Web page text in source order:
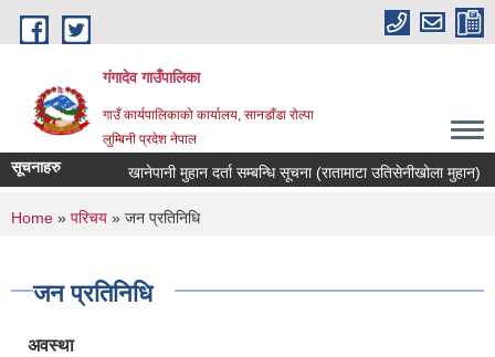
Skip to main content
गंगादेव गाउँपालिका
गाउँ कार्यपालिकाको कार्यालय, सानडाँडा रोल्पा
लुम्बिनी प्रदेश नेपाल
सूचनाहरु खानेपानी मुहान दर्ता सम्बन्धि सूचना (रातामाटा उतिसेनीखोला मुहान)
You are here
Home » परिचय » जन प्रतिनिधि
जन प्रतिनिधि
अवस्था